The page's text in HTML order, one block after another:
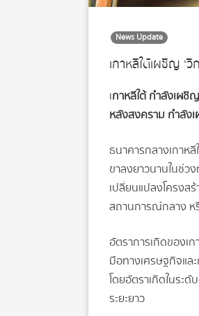
News Update
เกาหลีใต้เผชิญ ‘
เกาหลีใต้ กำลังเผชิ
หลังสงคราม กำลัง
ธนาคารกลางเกาห
ขาลงยาวนานในช่ว
เปลี่ยนแปลงโครงส
สถานการณ์กลาง ห
อัตราการเกิดของเ
มือทางเศรษฐกิจแล
โดยอัตราเกิดในระ
ระยะยาว